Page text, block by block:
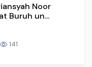
Noor
Buruh un...
141